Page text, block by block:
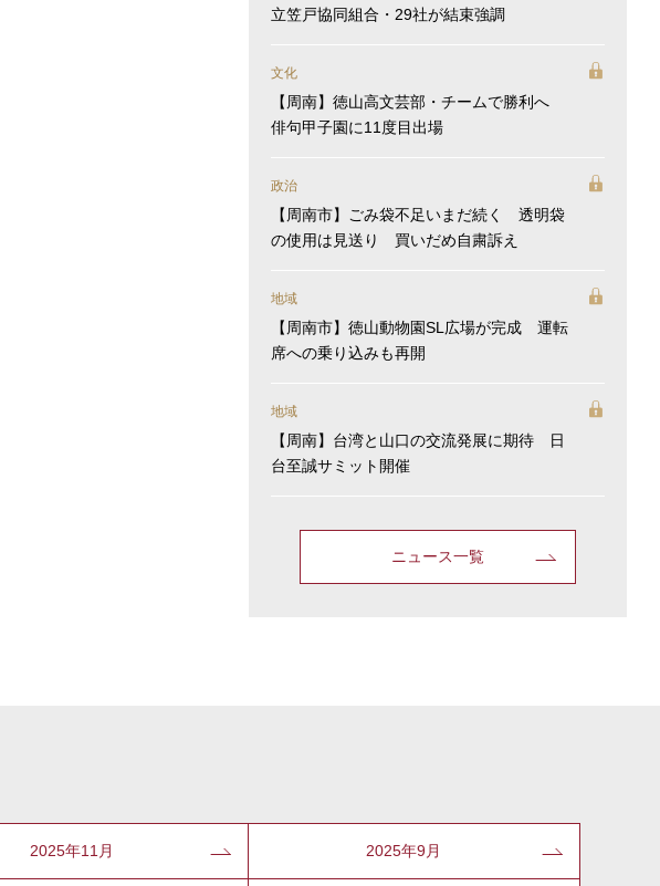
立笠戸協同組合・29社が結束強調
文化
【周南】徳山高文芸部・チームで勝利へ
俳句甲子園に11度目出場
政治
【周南市】ごみ袋不足いまだ続く 透明袋
の使用は見送り 買いだめ自粛訴え
地域
【周南市】徳山動物園SL広場が完成 運転
席への乗り込みも再開
地域
【周南】台湾と山口の交流発展に期待 日
台至誠サミット開催
ニュース一覧
2025年11月 2025年9月